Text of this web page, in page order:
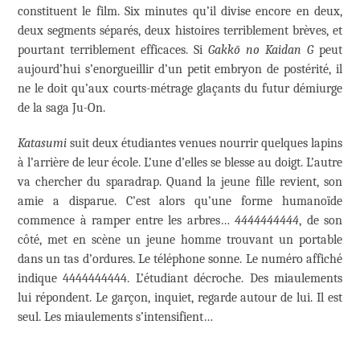
constituent le film. Six minutes qu’il divise encore en deux,
deux segments séparés, deux histoires terriblement brèves, et
pourtant terriblement efficaces. Si Gakkō no Kaidan Gpeut
aujourd’hui s’enorgueillir d’un petit embryon de postérité, il
ne le doit qu’aux courts-métrage glaçants du futur démiurge
de la saga Ju-On.
Katasumi suit deux étudiantes venues nourrir quelques lapins
à l’arrière de leur école. L’une d’elles se blesse au doigt. L’autre
va chercher du sparadrap. Quand la jeune fille revient, son
amie a disparue. C’est alors qu’une forme humanoïde
commence à ramper entre les arbres… 4444444444, de son
côté, met en scène un jeune homme trouvant un portable
dans un tas d’ordures. Le téléphone sonne. Le numéro affiché
indique 4444444444. L’étudiant décroche. Des miaulements
lui répondent. Le garçon, inquiet, regarde autour de lui. Il est
seul. Les miaulements s’intensifient…